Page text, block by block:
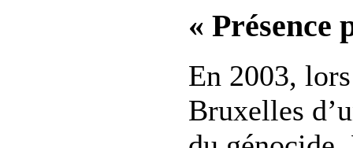
« Présence
En 2003,
Bruxelles